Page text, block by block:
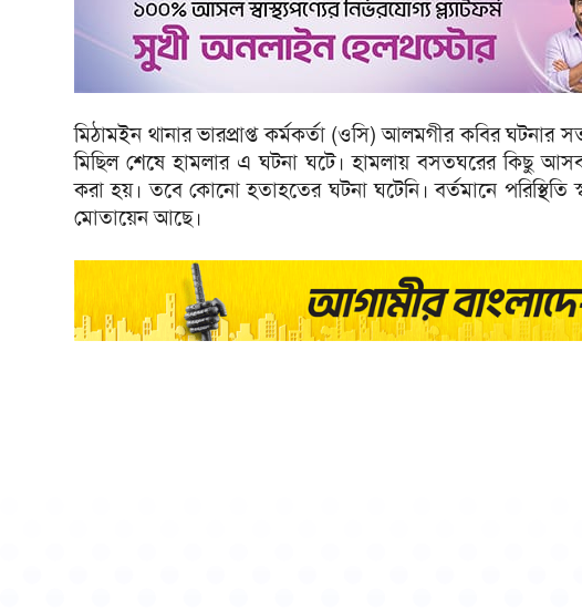
মিঠামইন থানার ভারপ্রাপ্ত কর্মকর্তা (ওসি) আলমগীর কবির
মিছিল শেষে হামলার এ ঘটনা ঘটে। হামলায় বসতঘরের কিছু
করা হয়। তবে কোনো হতাহতের ঘটনা ঘটেনি। বর্তমানে পরিস্থিতি
মোতায়েন আছে।